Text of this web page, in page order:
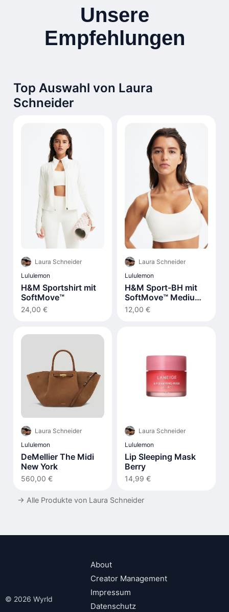
Unsere
Empfehlungen
Top Auswahl von Laura
Schneider
Laura Schneider
Lululemon
H&M Sportshirt mit
SoftMove™
24,00 €
Laura Schneider
Lululemon
H&M Sport-BH mit
SoftMove™ Medium
Support
12,00 €
Laura Schneider
Lululemon
DeMellier The Midi
New York
560,00 €
Laura Schneider
Lululemon
Lip Sleeping Mask
Berry
14,99 €
→ Alle Produkte von Laura Schneider
© 2026 Wyrld
About
Creator Management
Impressum
Datenschutz